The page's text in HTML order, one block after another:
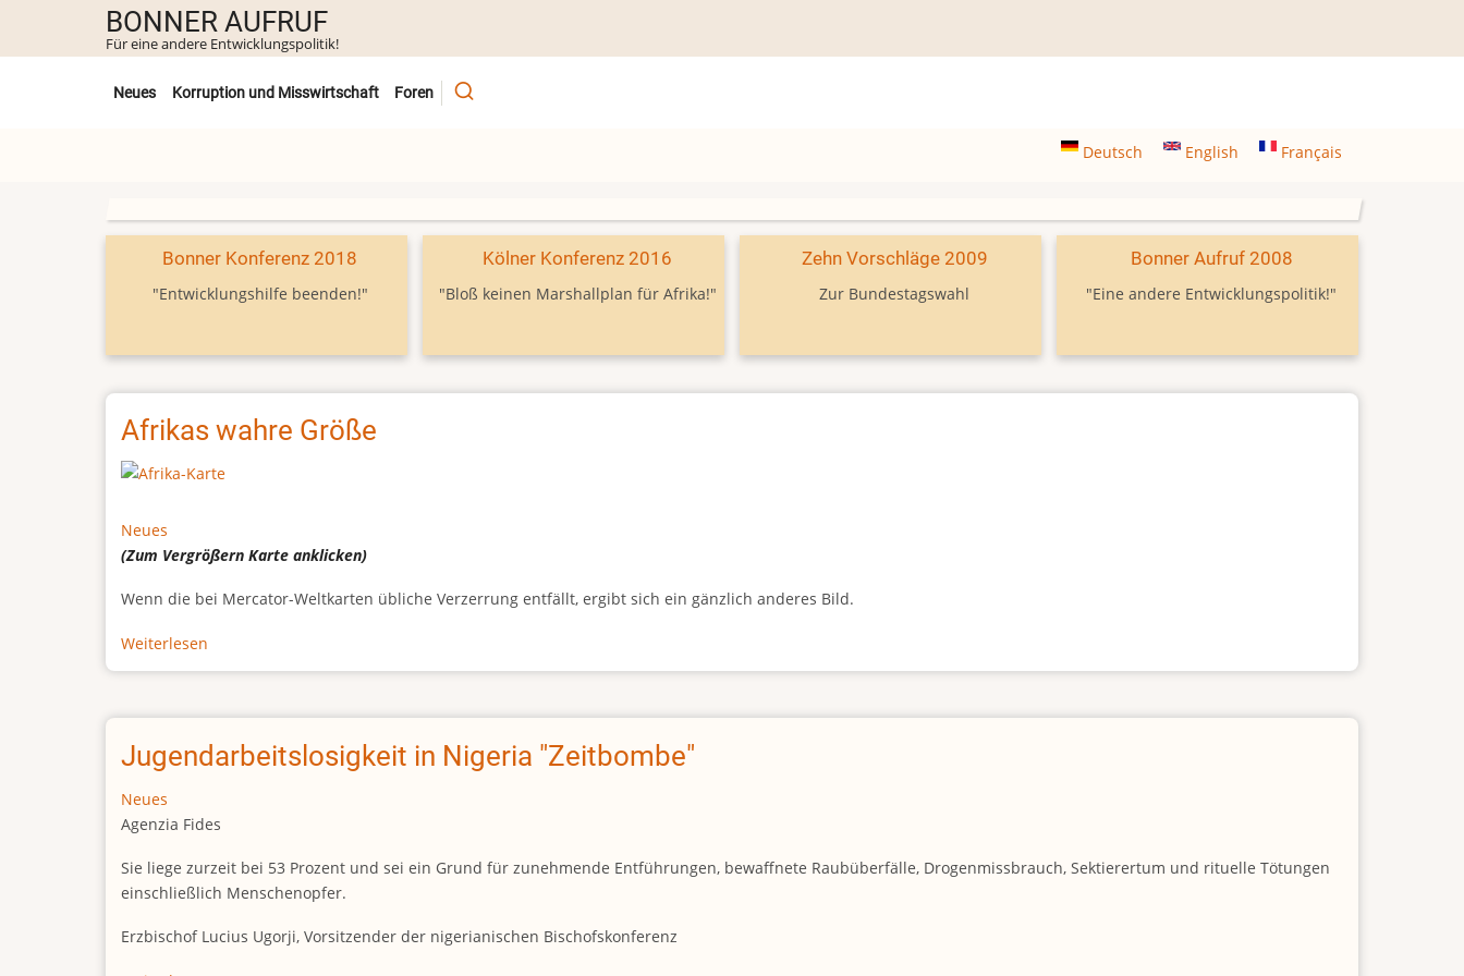
Inhalt
BONNER AUFRUF
Für eine andere Entwicklungspolitik!
Untermenü
Neues Korruption und Misswirtschaft Foren
Deutsch English Français
Bonner Konferenz 2018
"Entwicklungshilfe beenden!"
Kölner Konferenz 2016
"Bloß keinen Marshallplan für Afrika!"
Zehn Vorschläge 2009
Zur Bundestagswahl
Bonner Aufruf 2008
"Eine andere Entwicklungspolitik!"
Afrikas wahre Größe
Neues
(Zum VergrößernKarte anklicken)
Wenn die bei Mercator-Weltkarten übliche Verzerrung entfällt, ergibt sich ein gänzlich anderes Bild.
Weiterlesen
Afrikas
Größe
Jugendarbeitslosigkeit in Nigeria "Zeitbombe"
Neues
Agenzia Fides
Sie liege zurzeit bei 53 Prozent und sei ein Grund für zunehmende Entführungen, bewaffnete Raubüberfälle, Drogenmissbrauch, Sektierertum und rituelle Tötungen
einschließlich Menschenopfer.
Erzbischof Lucius Ugorji, Vorsitzender der nigerianischen Bischofskonferenz